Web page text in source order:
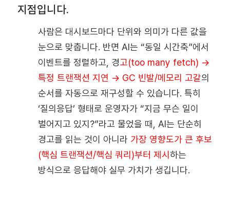
지점입니다.
사람은 대시보드마다 단위와 의미가 다른 값을
눈으로 맞춥니다. 반면 AI는 “동일 시간축”에서
이벤트를 정렬하고, 경고(too many fetch) →
특정 트랜잭션 지연 → GC 빈발/메모리 고갈의
순서를 자동으로 재구성할 수 있습니다. 특히
‘질의응답’ 형태로 운영자가 “지금 무슨 일이
벌어지고 있지?”라고 물었을 때, AI는 단순히
경고를 읽는 것이 아니라 가장 영향도가 큰 후보
(핵심 트랜잭션/핵심 쿼리)부터 제시 하는
방식으로 응답해야 실무 가치가 생깁니다.